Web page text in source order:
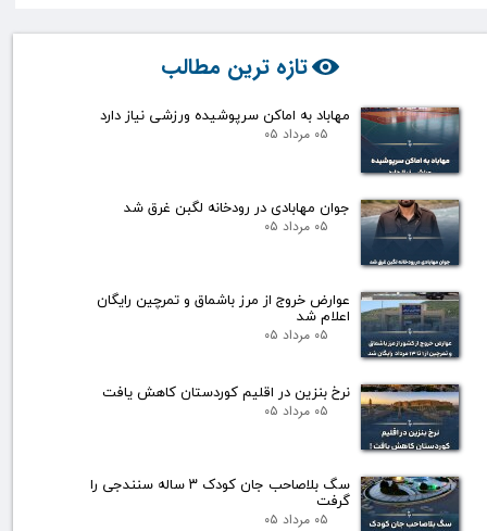
تازه ترین مطالب
مهاباد به اماکن سرپوشیده ورزشی نیاز دارد
۰۵ مرداد ۰۵
جوان مهابادی در رودخانه لگبن غرق شد
۰۵ مرداد ۰۵
عوارض خروج از مرز باشماق و تمرچین رایگان
اعلام شد
۰۵ مرداد ۰۵
نرخ بنزین در اقلیم کوردستان کاهش یافت
۰۵ مرداد ۰۵
سگ بلاصاحب جان کودک ۳ ساله سنندجی را
گرفت
۰۵ مرداد ۰۵